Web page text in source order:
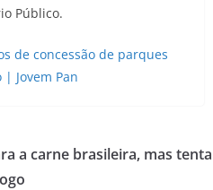
Público.
de concessão de parques
| Jovem Pan
a carne brasileira, mas tenta